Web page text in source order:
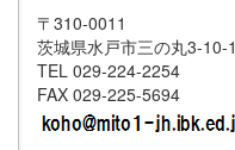
〒310-0011
茨城県水戸市三の丸3-10-1
TEL 029-224-2254
FAX 029-225-5694